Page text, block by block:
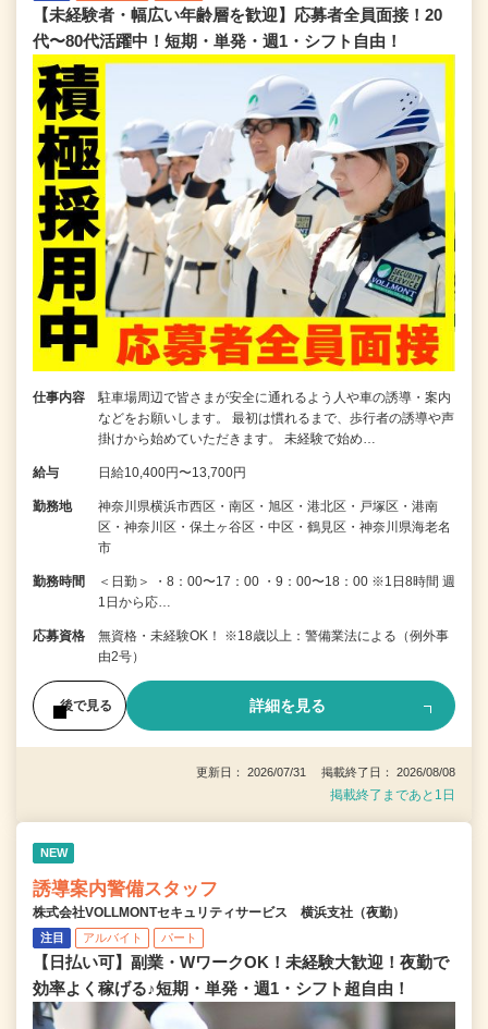
【未経験者・幅広い年齢層を歓迎】応募者全員面接！20
代〜80代活躍中！短期・単発・週1・シフト自由！
仕事内容
駐車場周辺で皆さまが安全に通れるよう人や車の誘導・案内
などをお願いします。 最初は慣れるまで、歩行者の誘導や声
掛けから始めていただきます。 未経験で始め…
給与 日給10,400円〜13,700円
勤務地
神奈川県横浜市西区・南区・旭区・港北区・戸塚区・港南
区・神奈川区・保土ヶ谷区・中区・鶴見区・神奈川県海老名
市
勤務時間
＜日勤＞ ・8：00〜17：00 ・9：00〜18：00 ※1日8時間 週
1日から応…
応募資格
無資格・未経験OK！ ※18歳以上：警備業法による（例外事
由2号）
後で見る 詳細を見る
更新日： 2026/07/31 掲載終了日： 2026/08/08
掲載終了まであと1日
NEW
誘導案内警備スタッフ
株式会社VOLLMONTセキュリティサービス 横浜支社（夜勤）
注目 アルバイト パート
【日払い可】副業・WワークOK！未経験大歓迎！夜勤で
効率よく稼げる♪短期・単発・週1・シフト超自由！